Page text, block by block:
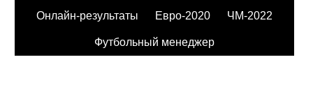
Онлайн-результаты Евро-2020 ЧМ-2022
Футбольный менеджер